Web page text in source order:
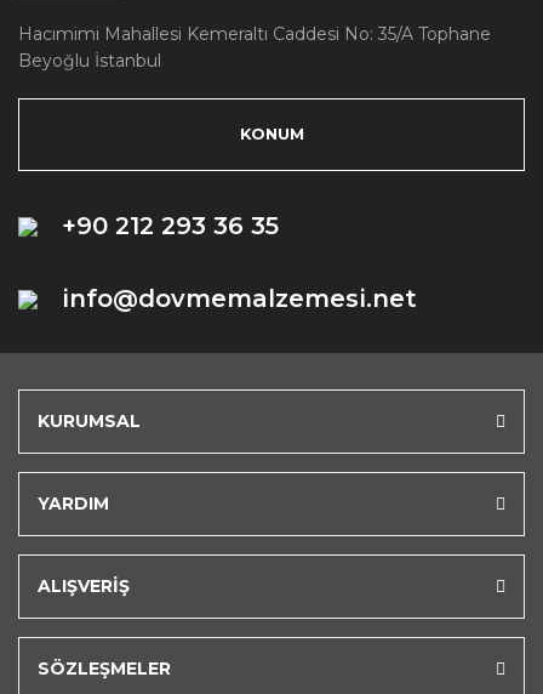
Hacımimi Mahallesi Kemeraltı Caddesi No: 35/A Tophane
Beyoğlu İstanbul
KONUM
+90 212 293 36 35
info@dovmemalzemesi.net
KURUMSAL
YARDIM
ALIŞVERİŞ
SÖZLEŞMELER